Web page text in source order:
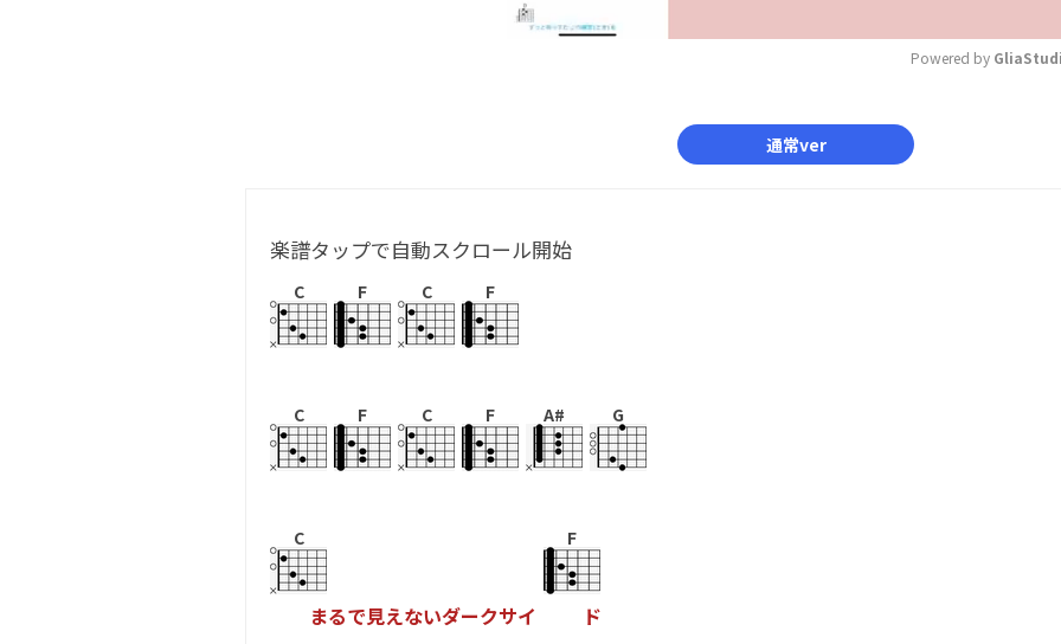
Powered by
通常ver
楽譜タップで自動スクロール開始
C F C F
C F C F A# G
C
まるで見えないダークサイ
F
ド